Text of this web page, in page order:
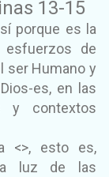
13-15
porque es la
de
ser Humano y
es, en las
y contextos
<>, esto es,
luz de las